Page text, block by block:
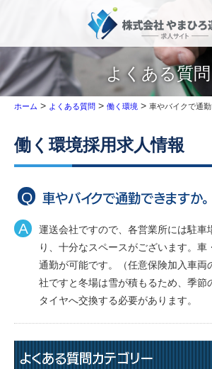
よくある質問
ホーム > よくある質問 > 働く環境 >
働く環境採用求人情報
車やバイクで通勤できますか。
運送会社ですので、各営業所には駐車
り、十分なスペースがございます。車
通勤が可能です。（任意保険加入車両
社ですと冬場は雪が積もるため、季節
タイヤへ交換する必要があります。
よくある質問カテゴリー